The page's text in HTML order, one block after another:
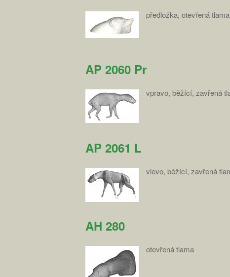
předložka, otevřená tlama
AP 2060 Pr
vpravo, běžící, zavřená
AP 2061 L
vlevo, běžící, zavřená
AH 280
otevřená tlama